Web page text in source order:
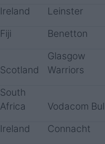
Ireland
Leinster
Fiji Benetton
Scotland
Glasgow
Warriors
South
Africa
Vodacom
Ireland Connacht